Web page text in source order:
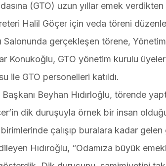
(GTO) uzun yıllar emek
Halil Göçer için veda töreni
Salonunda gerçekleşen törene,
Konukoğlu, GTO yönetim kurulu
ile GTO personelleri katıldı.
Beyhan Hıdırloğlu, törende
dik duruşuyla örnek bir insan
çalışıp buralara kadar
Hıdıroğlu, “Odamıza büyük